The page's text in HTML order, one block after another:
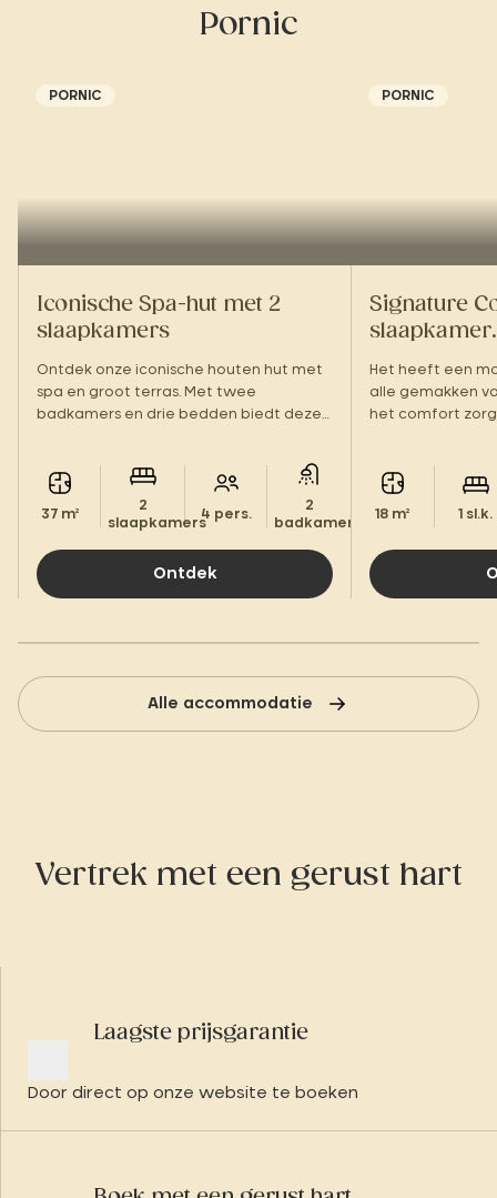
Pornic
PORNIC
Iconische Spa-hut met 2
slaapkamers
Ontdek onze iconische houten hut met
spa en groot terras. Met twee
badkamers en drie bedden biedt deze
tussen design en ontspanning.
37 m²
2
slaapkamers
4 pers.
2
badkamers.
Ontdek
PORNIC
Signature
slaapkamer.
Het heeft een
alle gemakken
het comfort
u thuis bent.
18 m² 1 sl.k.
Alle accommodatie
Vertrek met een gerust hart
Laagste prijsgarantie
Door direct op onze website te boeken